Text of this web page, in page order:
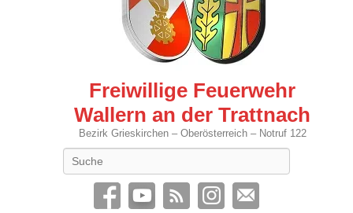
Freiwillige Feuerwehr
Wallern an der Trattnach
Bezirk Grieskirchen – Oberösterreich – Notruf 122